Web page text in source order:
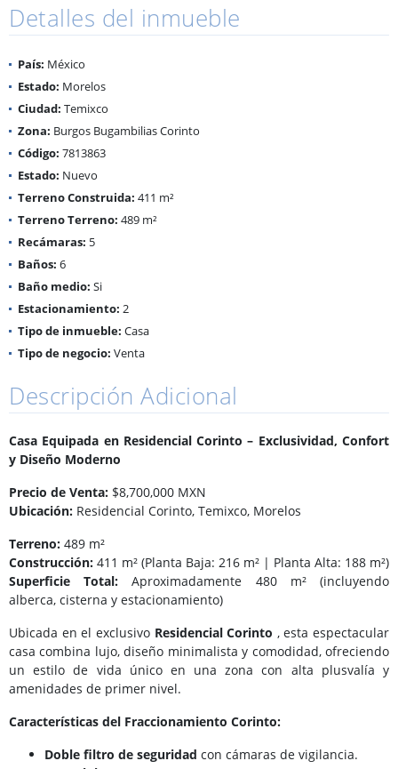
Detalles del inmueble
País: México
Estado: Morelos
Ciudad: Temixco
Zona: Burgos Bugambilias Corinto
Código: 7813863
Estado: Nuevo
Terreno Construida: 411 m²
Terreno Terreno: 489 m²
Recámaras: 5
Baños: 6
Baño medio: Si
Estacionamiento: 2
Tipo de inmueble: Casa
Tipo de negocio: Venta
Descripción Adicional
Casa Equipada en Residencial Corinto – Exclusividad, Confort
y Diseño Moderno
Precio de Venta: $8,700,000 MXN
Ubicación: Residencial Corinto, Temixco, Morelos
Terreno: 489 m²
Construcción: 411 m² (Planta Baja: 216 m² | Planta Alta: 188 m²)
Superficie Total: Aproximadamente 480 m² (incluyendo
alberca, cisterna y estacionamiento)
Ubicada en el exclusivo Residencial Corinto , esta espectacular
casa combina lujo, diseño minimalista y comodidad, ofreciendo
un estilo de vida único en una zona con alta plusvalía y
amenidades de primer nivel.
Características del Fraccionamiento Corinto:
Doble filtro de seguridad con cámaras de vigilancia.